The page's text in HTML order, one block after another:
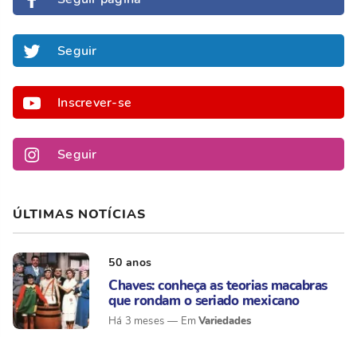
Seguir
Inscrever-se
Seguir
ÚLTIMAS NOTÍCIAS
50 anos
Chaves: conheça as teorias macabras
que rondam o seriado mexicano
Há 3 meses Variedades